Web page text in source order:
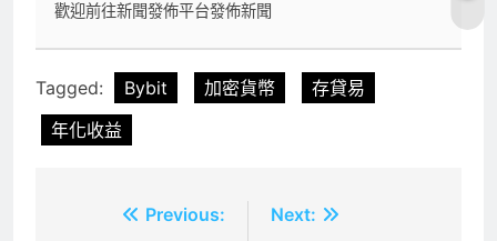
歡迎前往新聞發佈平台發佈新聞
Tagged: Bybit 加密貨幣
存貸易
年化收益
Previous:
Next: